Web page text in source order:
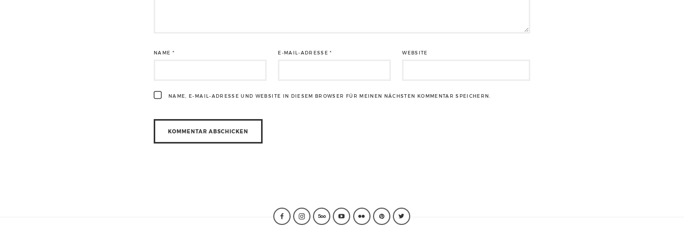
NAME * E-MAIL-ADRESSE* WEBSITE
NAME, E-MAIL-ADRESSE UND WEBSITE IN DIESEM BROWSER FÜR MEINEN NÄCHSTEN KOMMENTAR SPEICHERN.